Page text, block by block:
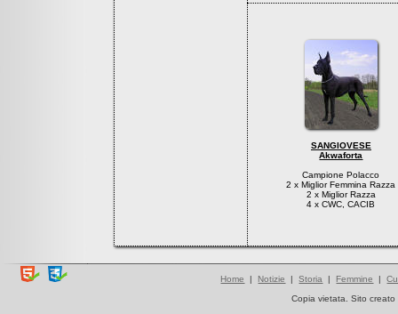
SANGIOVESE
Akwaforta
Campione Polacco
2 x Miglior Femmina Razza
2 x Miglior Razza
4 x CWC, CACIB
Home | Notizie |Storia | Femmine |
Copia vietata. Sito